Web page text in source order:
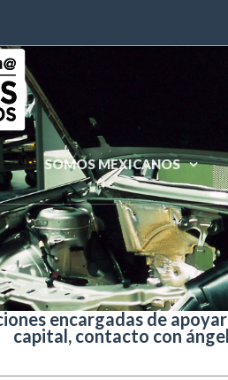
SOMOS MEXICANOS
encargadas de
capital, contacto con